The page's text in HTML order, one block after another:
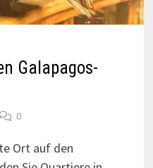
Galapagos-
0
Ort auf den